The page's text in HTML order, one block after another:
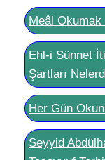
Meâl
Ehl-i Sünnet
Şartları
Her Gün
Seyyid